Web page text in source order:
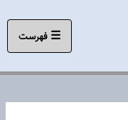
☰ فهرست